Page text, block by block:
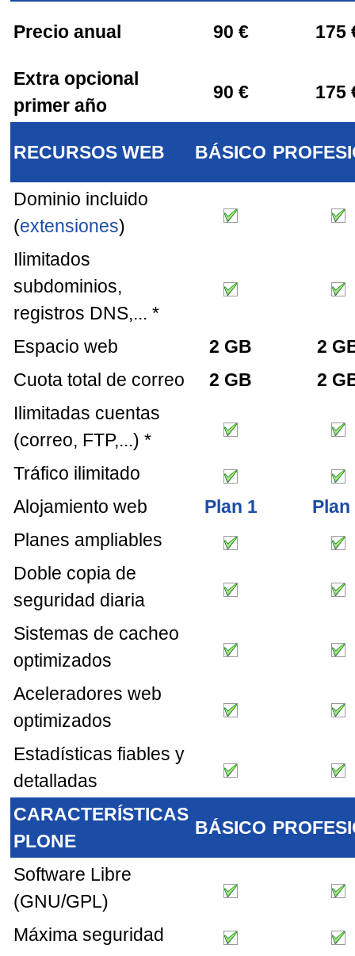
Precio anual 90 € 175
Extra opcional
primer año
90 € 175
RECURSOS WEB BÁSICO
Dominio incluido
(extensiones)
Ilimitados
subdominios,
registros DNS,... *
Espacio web
2 GB
2
Cuota total de correo
2 GB
2
Ilimitadas cuentas
(correo, FTP,...) *
Tráfico ilimitado
Alojamiento web
Plan 1
Plan
Planes ampliables
Doble copia de
seguridad diaria
Sistemas de cacheo
optimizados
Aceleradores web
optimizados
Estadí­sticas fiables y
detalladas
CARACTERÍSTICAS
PLONE
BÁSICO
Software Libre
(GNU/GPL)
Máxima seguridad